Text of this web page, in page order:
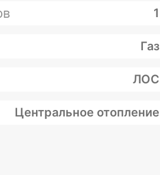
1
Газ
ЛОС
Центральное отопление